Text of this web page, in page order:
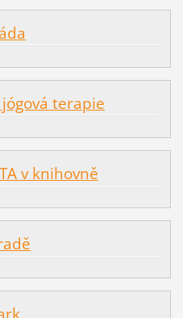
terapie
v knihovně